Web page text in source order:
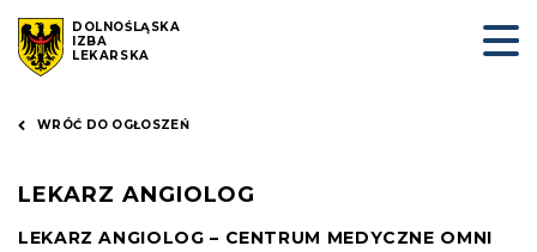
DOLNOŚLĄSKA
IZBA
LEKARSKA
WRÓĆ DO OGŁOSZEŃ
LEKARZ ANGIOLOG
LEKARZ ANGIOLOG – CENTRUM MEDYCZNE OMNI